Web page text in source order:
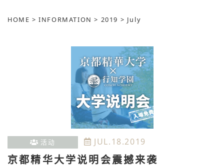
HOME >INFORMATION > 2019 > July
活动 JUL.18.2019
京都精华大学说明会震撼来袭